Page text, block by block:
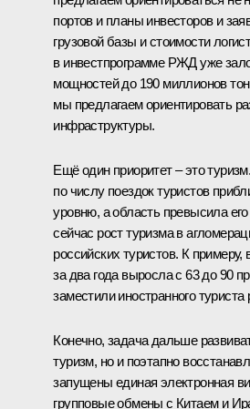
портов и планы инвесторов и
грузовой базы и стоимости
в инвестпрограмме РЖД уже
мощностей до 190 миллионов
мы предлагаем ориентировать
инфраструктуры.
Ещё один приоритет – это
по числу поездок туристов
уровню, а область превысила
сейчас рост туризма в
российских туристов. К
за два года выросла с 63 до 90
заместили иностранного туриста
Конечно, задача дальше
туризм, но и поэтапно
запущены единая электронная
групповые обмены с Китаем и